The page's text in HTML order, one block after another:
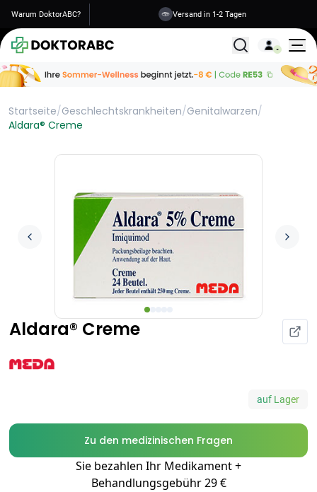
Warum DoktorABC? Versand in 1-2 Tagen
Alle
Startseite/Geschlechtskrankheiten/Genitalwarzen/
Aldara® Creme
Aldara® Creme
auf Lager
Zu den medizinischen Fragen
Sie bezahlen Ihr Medikament +
Behandlungsgebühr 29 €